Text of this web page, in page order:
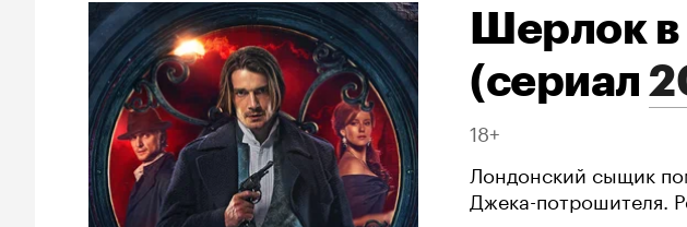
Шерлок в
(сериал
18+
Лондонский сыщик
Джека-потрошителя.